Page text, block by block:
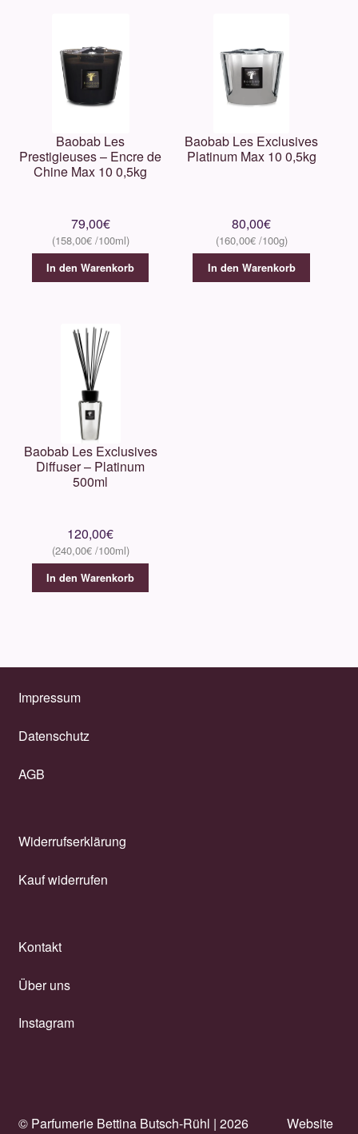
Baobab Les
Prestigieuses – Encre de
Chine Max 10 0,5kg
79,00€
158,00€
In den Warenkorb
Baobab Les Exclusives
Platinum Max 10 0,5kg
80,00€
160,00€
In den Warenkorb
Baobab Les Exclusives
Diffuser – Platinum
500ml
120,00€
240,00€
In den Warenkorb
Impressum
Datenschutz
AGB
Widerrufserklärung
Kauf widerrufen
Kontakt
Über uns
Instagram
© Parfumerie Bettina Butsch-Rühl | 2026 Website